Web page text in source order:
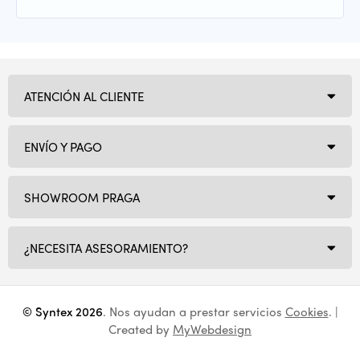
SHOWROOM PRAGA
¿NECESITA ASESORAMIENTO?
ATENCIÓN AL CLIENTE
ENVÍO Y PAGO
© Syntex 2026. Nos ayudan a prestar servicios Cookies. |
Created by MyWebdesign